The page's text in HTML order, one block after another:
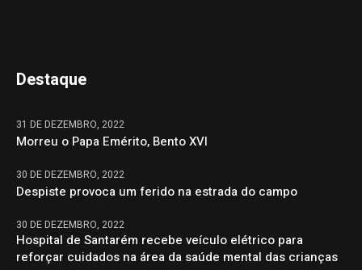
Destaque
31 DE DEZEMBRO, 2022
Morreu o Papa Emérito, Bento XVI
30 DE DEZEMBRO, 2022
Despiste provoca um ferido na estrada do campo
30 DE DEZEMBRO, 2022
Hospital de Santarém recebe veículo elétrico para
reforçar cuidados na área da saúde mental das crianças